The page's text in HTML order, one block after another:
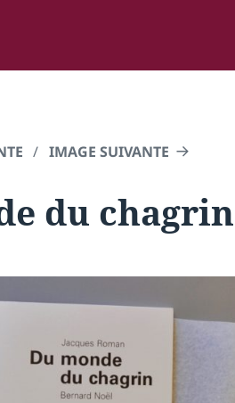
IMAGE SUIVANTE
du chagrin